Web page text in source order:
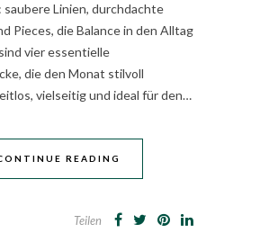
saubere Linien, durchdachte
Pieces, die Balance in den Alltag
vier essentielle
die den Monat stilvoll
vielseitig und ideal für den…
READING
Teilen